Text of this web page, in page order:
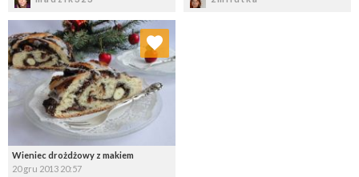
Wieniec drożdżowy z makiem
20 gru 2013 20:57
Dodaj do ulubionych
Wybierz listę: